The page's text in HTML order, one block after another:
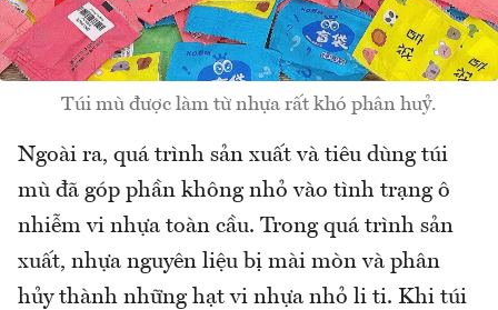
Túi mù được làm từ nhựa rất khó phân huỷ.
Ngoài ra, quá trình sản xuất và tiêu dùng túi
mù đã góp phần không nhỏ vào tình trạng ô
nhiễm vi nhựa toàn cầu. Trong quá trình sản
xuất, nhựa nguyên liệu bị mài mòn và phân
hủy thành những hạt vi nhựa nhỏ li ti. Khi túi